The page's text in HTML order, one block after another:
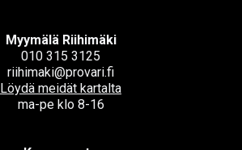
Myymälä Riihimäki
010 315 3125
riihimaki@provari.fi
Löydä meidät kartalta
ma-pe klo 8-16